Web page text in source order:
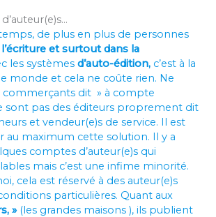
de plus en plus de personnes
l’écriture et surtout dans la
les systèmes d’auto-édition, c’est à la
monde et cela ne coûte rien. Ne
commerçants dit » à compte
sont pas des éditeurs proprement dit
et vendeur(e)s de service. Il est
au maximum cette solution. Il y a
comptes d’auteur(e)s qui
mais c’est une infime minorité.
cela est réservé à des auteur(e)s
particulières. Quant aux
»(les grandes maisons ), ils publient